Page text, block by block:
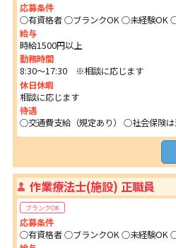
応募条件
○有資格者 ○ブランクOK ○未経験OK
給与
時給1500円以上
勤務時間
8:30～17:30 ※相談に応じます
休日休暇
相談に応じます
待遇
○交通費支給（規定あり） ○社会保険は
作業療法士(施設) 正職員
ブランクOK
応募条件
○有資格者 ○ブランクOK ○未経験OK